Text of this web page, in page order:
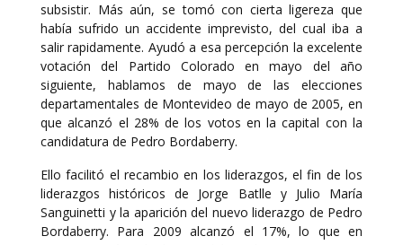
subsistir. Más aún, se tomó con cierta ligereza que
había sufrido un accidente imprevisto, del cual iba a
salir rapidamente. Ayudó a esa percepción la excelente
votación del Partido Colorado en mayo del año
siguiente, hablamos de mayo de las elecciones
departamentales de Montevideo de mayo de 2005, en
que alcanzó el 28% de los votos en la capital con la
candidatura de Pedro Bordaberry.
Ello facilitó el recambio en los liderazgos, el fin de los
liderazgos históricos de Jorge Batlle y Julio María
Sanguinetti y la aparición del nuevo liderazgo de Pedro
Bordaberry. Para 2009 alcanzó el 17%, lo que en